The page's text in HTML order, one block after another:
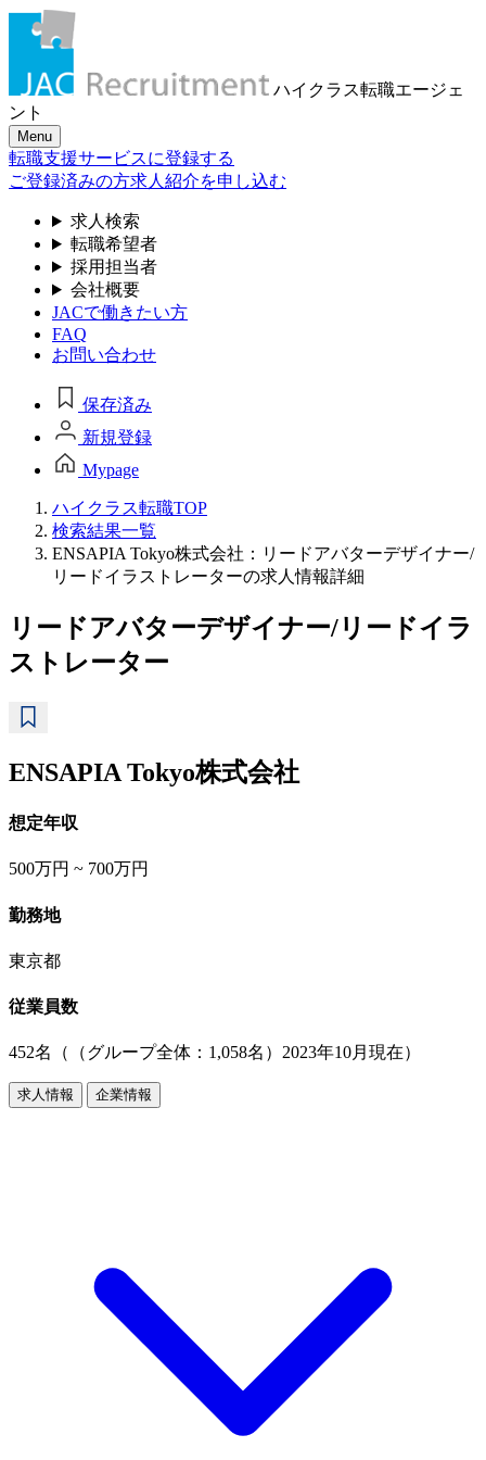
ハイクラス転職エージェ
ント
Menu
転職支援サービスに登録する
ご登録済みの方求人紹介を申し込む
求人検索
転職希望者
採用担当者
会社概要
JACで働きたい方
FAQ
お問い合わせ
保存済み
新規登録
Mypage
ハイクラス転職TOP
検索結果一覧
ENSAPIA Tokyo株式会社：リードアバターデザイナー/
リードイラストレーターの求人情報詳細
リードアバターデザイナー/リードイラ
ストレーター
ENSAPIA Tokyo株式会社
想定年収
500万円 ~ 700万円
勤務地
東京都
従業員数
452名（（グループ全体：1,058名）2023年10月現在）
求人情報 企業情報